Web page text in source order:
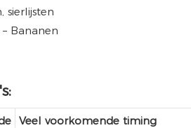
sierlijsten
– Bananen
Veel voorkomende timing